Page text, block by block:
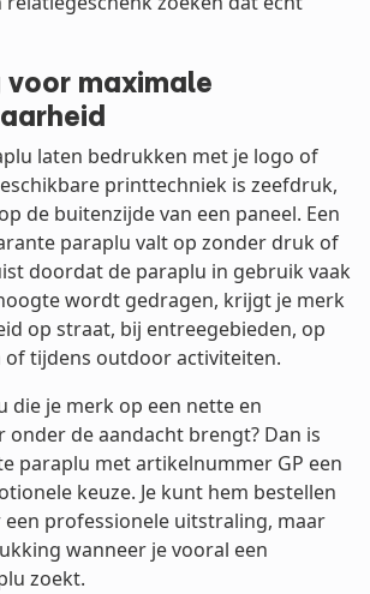
voor maximale
laten bedrukken met je logo of
printtechniek is zeefdruk,
de buitenzijde van een paneel. Een
paraplu valt op zonder druk of
doordat de paraplu in gebruik vaak
wordt gedragen, krijgt je merk
op straat, bij entreegebieden, op
tijdens outdoor activiteiten.
die je merk op een nette en
de aandacht brengt? Dan is
paraplu met artikelnummer GP een
keuze. Je kunt hem bestellen
professionele uitstraling, maar
wanneer je vooral een
zoekt.